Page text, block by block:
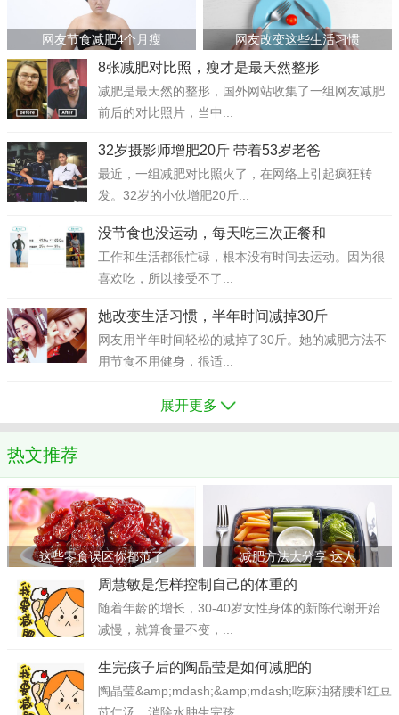
网友节食减肥4个月瘦 网友改变这些生活习惯
8张减肥对比照，瘦才是最天然整形
减肥是最天然的整形，国外网站收集了一组网友减肥
前后的对比照片，当中...
32岁摄影师增肥20斤 带着53岁老爸
最近，一组减肥对比照火了，在网络上引起疯狂转
发。32岁的小伙增肥20斤...
没节食也没运动，每天吃三次正餐和
工作和生活都很忙碌，根本没有时间去运动。因为很
喜欢吃，所以接受不了...
她改变生活习惯，半年时间减掉30斤
网友用半年时间轻松的减掉了30斤。她的减肥方法不
用节食不用健身，很适...
展开更多
热文推荐
这些零食误区你都范了 减肥方法大分享 达人
周慧敏是怎样控制自己的体重的
随着年龄的增长，30-40岁女性身体的新陈代谢开始
减慢，就算食量不变，...
生完孩子后的陶晶莹是如何减肥的
陶晶莹&amp;mdash;&amp;mdash;吃麻油猪腰和红豆